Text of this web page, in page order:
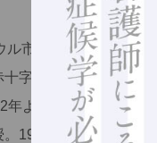
市）に生まれる。
字社中央病院（現在
より現在まで健和
1995年若月賞、2007